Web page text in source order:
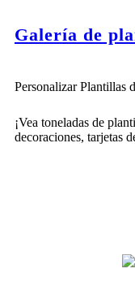
Galería de
Personalizar Plantillas
¡Vea toneladas de
decoraciones, tarjetas